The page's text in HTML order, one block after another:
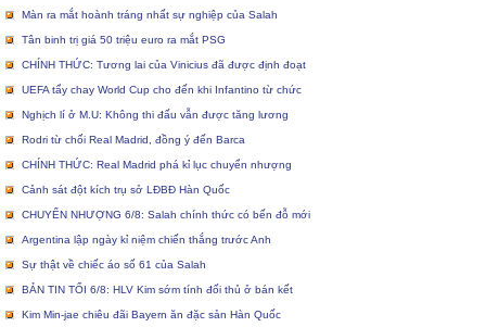
Màn ra mắt hoành tráng nhất sự nghiệp của Salah
Tân binh trị giá 50 triệu euro ra mắt PSG
CHÍNH THỨC: Tương lai của Vinicius đã được định đoạt
UEFA tẩy chay World Cup cho đến khi Infantino từ chức
Nghịch lí ở M.U: Không thi đấu vẫn được tăng lương
Rodri từ chối Real Madrid, đồng ý đến Barca
CHÍNH THỨC: Real Madrid phá kỉ lục chuyển nhượng
Cảnh sát đột kích trụ sở LĐBĐ Hàn Quốc
CHUYỂN NHƯỢNG 6/8: Salah chính thức có bến đỗ mới
Argentina lập ngày kỉ niệm chiến thắng trước Anh
Sự thật về chiếc áo số 61 của Salah
BẢN TIN TỐI 6/8: HLV Kim sớm tính đối thủ ở bán kết
Kim Min-jae chiêu đãi Bayern ăn đặc sản Hàn Quốc